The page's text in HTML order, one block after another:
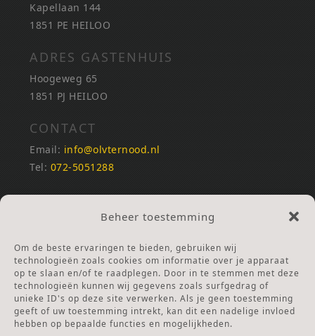
Beheer toestemming
Om de beste ervaringen te bieden, gebruiken wij
technologieën zoals cookies om informatie over je apparaat
op te slaan en/of te raadplegen. Door in te stemmen met deze
technologieën kunnen wij gegevens zoals surfgedrag of
unieke ID's op deze site verwerken. Als je geen toestemming
geeft of uw toestemming intrekt, kan dit een nadelige invloed
hebben op bepaalde functies en mogelijkheden.
Kapellaan 144
1851 PE HEILOO
ADRES GASTENHUIS
Hoogeweg 65
1851 PJ HEILOO
CONTACT
Email: info@olvternood.nl
Tel: 072-5051288
REKENINGNUMMERS
NL25INGB0000672168
Ga naar Doneren
ANBI Stichting
RSIN nummer:002832987